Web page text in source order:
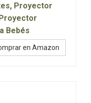
Proyector
Bebés
en Amazon